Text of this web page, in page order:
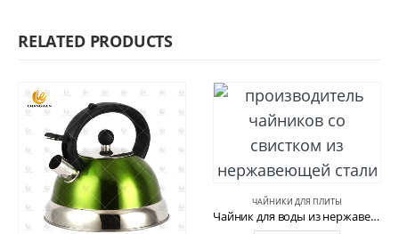
RELATED PRODUCTS
ЧАЙНИКИ ДЛЯ ПЛИТЫ
Чайник для воды из нержавеющей стали с деревянной ручкой CW-T029-E